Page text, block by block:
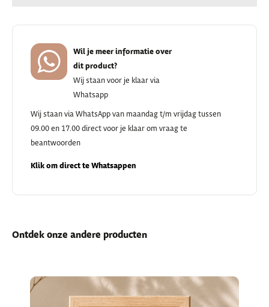
Wil je meer informatie over
dit product?
Wij staan voor je klaar via
Whatsapp
Wij staan via WhatsApp van maandag t/m vrijdag tussen
09.00 en 17.00 direct voor je klaar om vraag te
beantwoorden
Klik om direct te Whatsappen
Ontdek onze andere producten